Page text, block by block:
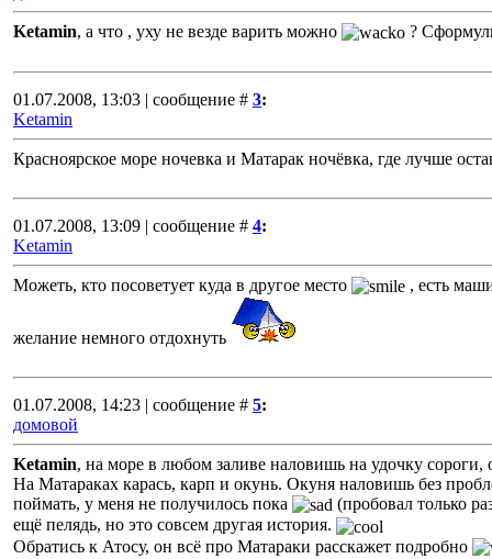
Ketamin, а что , уху не везде варить можно ?
01.07.2008, 13:03 | сообщение # 3:
Ketamin
Красноярское море ночевка и Матарак ночёвка, где лучше
01.07.2008, 13:09 | сообщение # 4:
Ketamin
Можеть, кто посоветует куда в другое место , есть
желание немного отдохнуть
01.07.2008, 14:23 | сообщение # 5:
домовой
Ketamin, на море в любом заливе наловишь на удочку
На Матараках карась, карп и окунь. Окуня наловишь без
поймать, у меня не получилось пока
(пробовал только
ещё пелядь, но это совсем другая история.
Обратись к Атосу, он всё про Матараки расскажет подробно